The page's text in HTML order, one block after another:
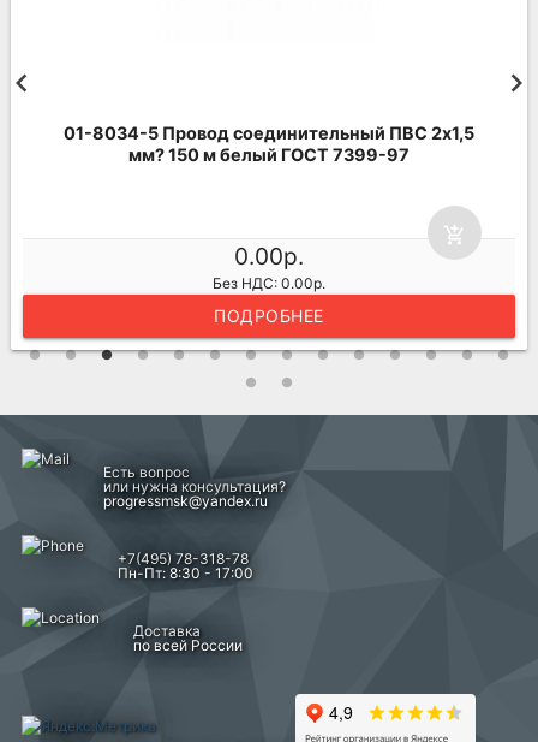
01-8034-5 Провод соединительный ПВС 2х1,5
мм? 150 м белый ГОСТ 7399-97
add_shopping_cart
0.00р.
Без НДС: 0.00р.
ПОДРОБНЕЕ
Есть вопрос
или нужна консультация?
progressmsk@yandex.ru
+7(495) 78-318-78
Пн-Пт: 8:30 - 17:00
Доставка
по всей России